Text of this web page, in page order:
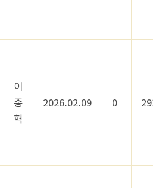
이
종
혁
2026.02.09 0